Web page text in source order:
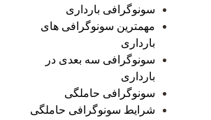
سونوگرافی بارداری
مهمترین سونوگرافی های
بارداری
سونوگرافی سه بعدی در
بارداری
سونوگرافی حاملگی
شرایط سونوگرافی حاملگی